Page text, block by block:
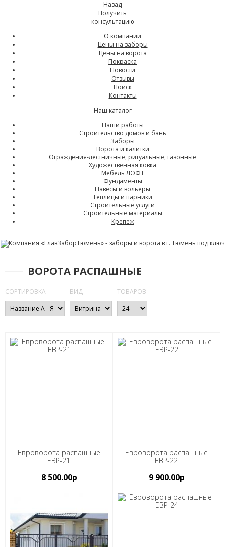
Назад
Получить
консультацию
О компании
Цены на заборы
Цены на ворота
Покраска
Новости
Отзывы
Поиск
Контакты
Наш каталог
Наши работы
Строительство домов и бань
Заборы
Ворота и калитки
Ограждения-лестничные, ритуальные, газонные
Художественная ковка
Мебель ЛОФТ
Фундаменты
Навесы и вольеры
Теплицы и парники
Строительные услуги
Строительные материалы
Крепеж
ВОРОТА РАСПАШНЫЕ
СОРТИРОВКА ВИД ТОВАРОВ
Евроворота распашные
ЕВР-21
8 500.00р
Евроворота распашные
ЕВР-22
9 900.00р